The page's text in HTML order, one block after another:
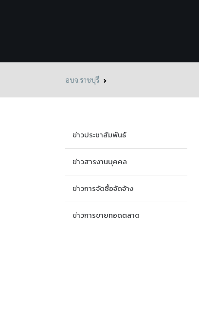
อบจ.ราชบุรี
ข่าวประชาสัมพันธ์
ข่าวสารงานบุคคล
ข่าวการจัดซื้อจัดจ้าง
ข่าวการขายทอดตลาด